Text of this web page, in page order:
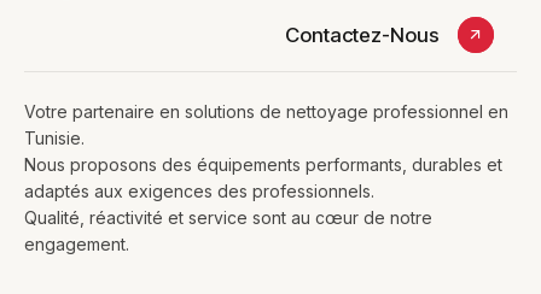
Contactez-Nous
Votre partenaire en solutions de nettoyage professionnel en
Tunisie.
Nous proposons des équipements performants, durables et
adaptés aux exigences des professionnels.
Qualité, réactivité et service sont au cœur de notre
engagement.